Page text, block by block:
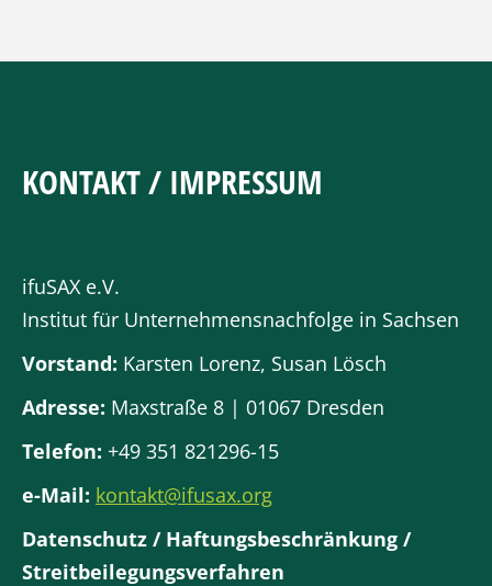
KONTAKT / IMPRESSUM
ifuSAX e.V.
Institut für Unternehmensnachfolge in Sachsen
Vorstand: Karsten Lorenz, Susan Lösch
Adresse: Maxstraße 8 | 01067 Dresden
Telefon: +49 351 821296-15
e-Mail: kontakt@ifusax.org
Datenschutz / Haftungsbeschränkung /
Streitbeilegungsverfahren